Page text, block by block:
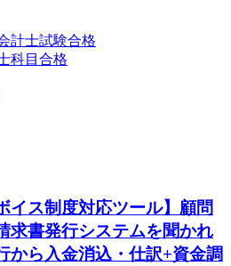
計士試験合格
科目合格
イス制度対応ツール】顧問
求書発行システムを聞かれ
から入金消込・仕訳+資金調